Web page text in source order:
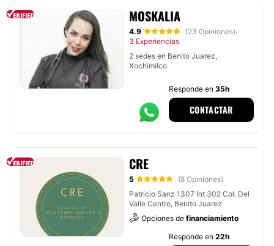
MOSKALIA
4.9 (23 Opiniones)·
3 Experiencias
2 sedes en Benito Juarez,
Xochimilco
Responde en 35h
CONTACTAR
CRE
5
(8 Opiniones)
Patricio Sanz 1307 Int 302 Col. Del
Valle Centro, Benito Juarez
Opciones de financiamiento
Responde en 22h